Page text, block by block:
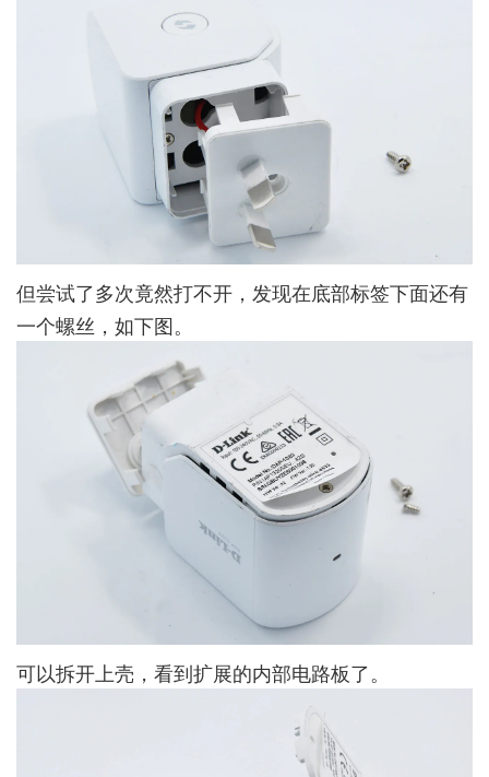
但尝试了多次竟然打不开，发现在底部标签下面还有
一个螺丝，如下图。
可以拆开上壳，看到扩展的内部电路板了。